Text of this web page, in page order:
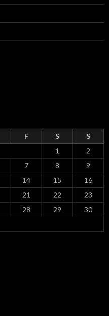
F S
S
1
2
7 8
9
14 15
16
21 22
23
28 29
30